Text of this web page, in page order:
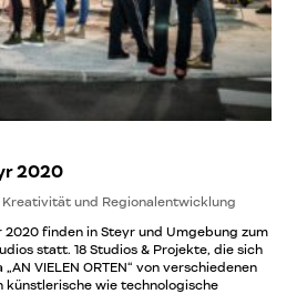
2020
und Regionalentwicklung
2020 finden in Steyr und Umgebung zum
statt. 18 Studios & Projekte, die sich
VIELEN ORTEN“ von verschiedenen
künstlerische wie technologische